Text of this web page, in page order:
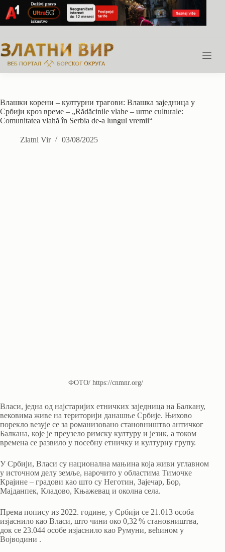
content
Влашки корени – културни трагови: Влашка заједница у
Србији кроз време – „Rădăcinile vlahe – urme culturale:
Comunitatea vlahă în Serbia de-a lungul vremii“
Zlatni Vir 03/08/2025
ФОТО/ https://cnmnr.org/
Власи, једна од најстаријих етничких заједница на Балкану,
вековима живе на територији данашње Србије. Њихово
порекло везује се за романизовано становништво античког
Балкана, које је преузело римску културу и језик, а током
времена се развило у посебну етничку и културну групу.
У Србији, Власи су национална мањина која живи углавном
у источном делу земље, нарочито у областима Тимочке
Крајине – градови као што су Неготин, Зајечар, Бор,
Мајданпек, Кладово, Књажевац и околна села.
Према попису из 2022. године, у Србији се 21.013 особа
изјаснило као Власи, што чини око 0,32 % становништва,
док се 23.044 особе изјаснило као Румуни, већином у
Војводини .